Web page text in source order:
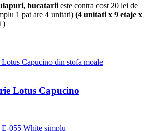
bucatarii este contra cost 20 lei de
1 pat are 4 unitati) (4 unitati x 9 etaje x
)
Lotus Capucino